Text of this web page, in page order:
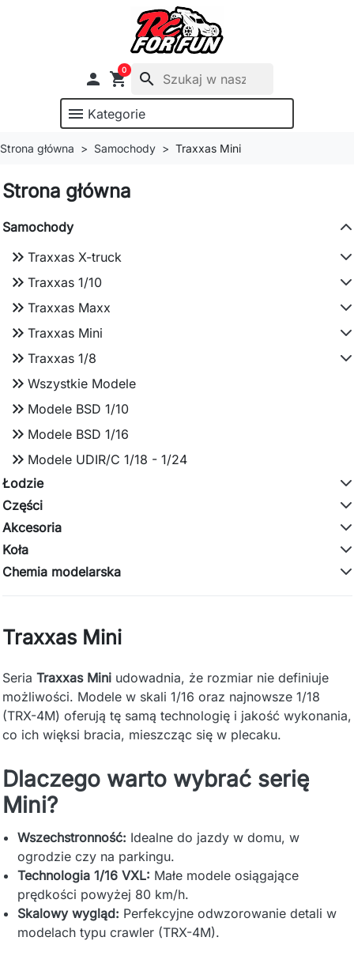
 shopping_cart
0
search
menu Kategorie
Strona główna Samochody Traxxas Mini
Strona główna
Samochody
keyboard_double_arrow_right Traxxas X-truck
keyboard_double_arrow_right Traxxas 1/10
keyboard_double_arrow_right Traxxas Maxx
keyboard_double_arrow_right Traxxas Mini
keyboard_double_arrow_right Traxxas 1/8
keyboard_double_arrow_right Wszystkie Modele
keyboard_double_arrow_right Modele BSD 1/10
keyboard_double_arrow_right Modele BSD 1/16
keyboard_double_arrow_right Modele UDIR/C 1/18 - 1/24
Łodzie
Części
Akcesoria
Koła
Chemia modelarska
Traxxas Mini
Seria Traxxas Miniudowadnia, że rozmiar nie definiuje
możliwości. Modele w skali 1/16 oraz najnowsze 1/18
(TRX-4M) oferują tę samą technologię i jakość wykonania,
co ich więksi bracia, mieszcząc się w plecaku.
Dlaczego warto wybrać serię
Mini?
Wszechstronność: Idealne do jazdy w domu, w
ogrodzie czy na parkingu.
Technologia 1/16 VXL: Małe modele osiągające
prędkości powyżej 80 km/h.
Skalowy wygląd: Perfekcyjne odwzorowanie detali w
modelach typu crawler (TRX-4M).